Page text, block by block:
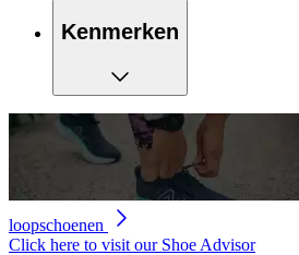
Kenmerken
loopschoenen
Click here to visit our Shoe Advisor